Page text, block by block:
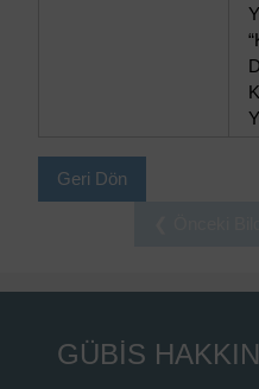
Geri Dön
GÜBİS